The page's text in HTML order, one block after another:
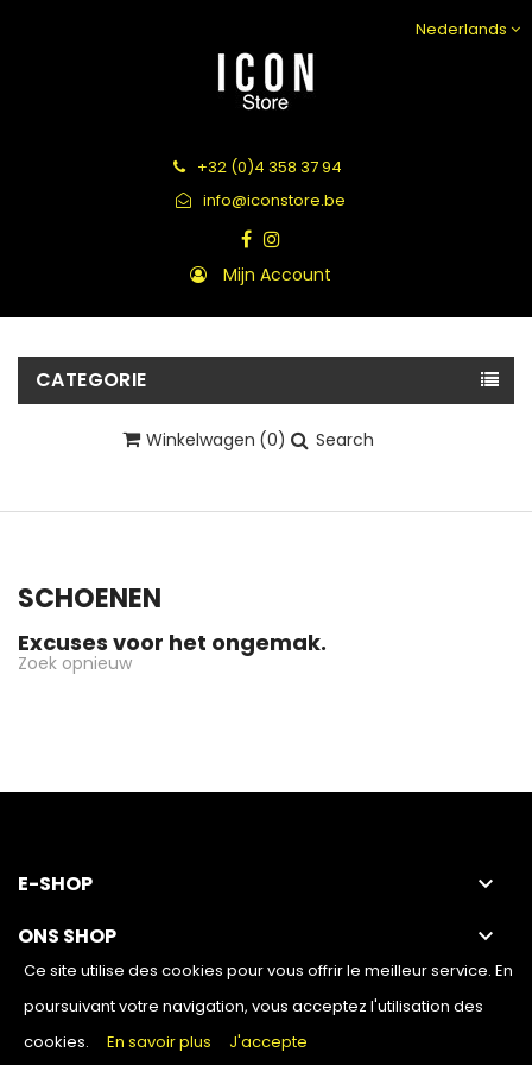
Nederlands
+32 (0)4 358 37 94
info@iconstore.be
Mijn Account
CATEGORIE
Winkelwagen (0) Search
SCHOENEN
Excuses voor het ongemak.
Zoek opnieuw
E-SHOP keyboard_arrow_down
ONS SHOP keyboard_arrow_down
Ce site utilise des cookies pour vous offrir le meilleur service. En
poursuivant votre navigation, vous acceptez l'utilisation des
cookies.
En savoir plus J'accepte